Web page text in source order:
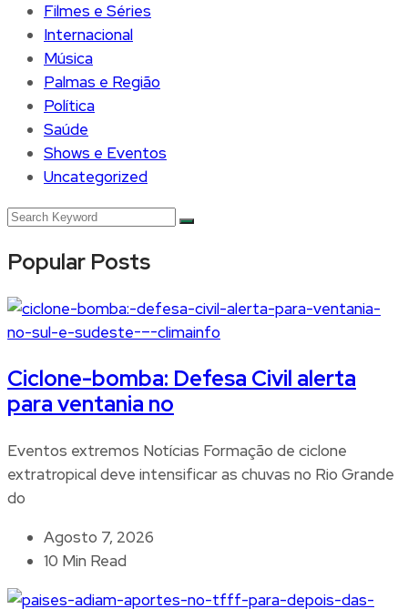
Filmes e Séries
Internacional
Música
Palmas e Região
Política
Saúde
Shows e Eventos
Uncategorized
Popular Posts
Ciclone-bomba: Defesa Civil alerta
para ventania no
Eventos extremos Notícias Formação de ciclone
extratropical deve intensificar as chuvas no Rio Grande
do
Agosto 7, 2026
10 Min Read